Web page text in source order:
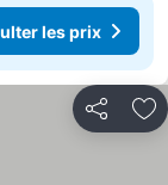
les prix
Partager